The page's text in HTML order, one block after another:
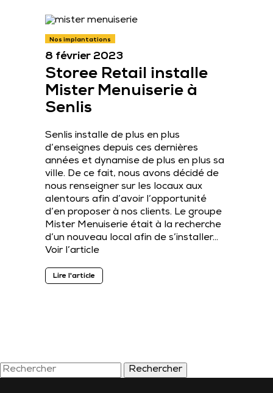
Nos implantations
8 février 2023
Storee Retail installe
Mister Menuiserie à
Senlis
Senlis installe de plus en plus
d’enseignes depuis ces dernières
années et dynamise de plus en plus sa
ville. De ce fait, nous avons décidé de
nous renseigner sur les locaux aux
alentours afin d’avoir l’opportunité
d’en proposer à nos clients. Le groupe
Mister Menuiserie était à la recherche
d’un nouveau local afin de s’installer…
Voir l’article
Lire l'article
Rechercher